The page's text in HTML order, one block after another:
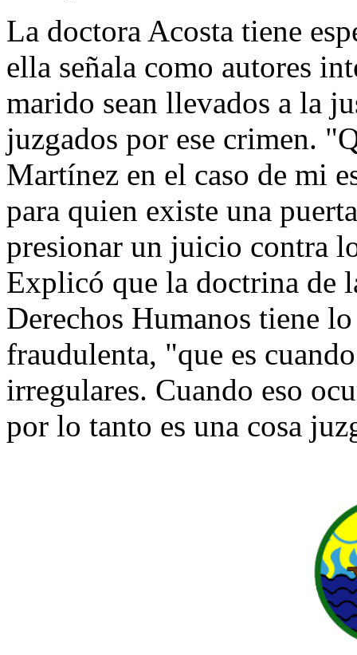
La doctora Acosta tiene
ella señala como autores
marido sean llevados a la
juzgados por ese crimen.
Martínez en el caso de mi
para quien existe una
presionar un juicio contra
Explicó que la doctrina de
Derechos Humanos tiene
fraudulenta, "que es
irregulares. Cuando eso
por lo tanto es una cosa